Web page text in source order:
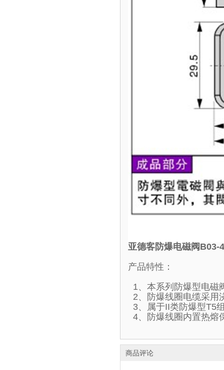
亚德客防爆电磁阀B03-
产品特性：
1、本系列防爆型电磁
2、防爆线圈电缆采用
3、属于II类防爆型T5
4、防爆线圈内置热熔
商品评论